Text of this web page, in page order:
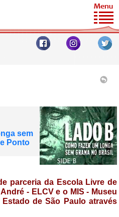
sem
Ponto
parceria da Escola Livre de
- ELCV e o MIS - Museu
de São Paulo através